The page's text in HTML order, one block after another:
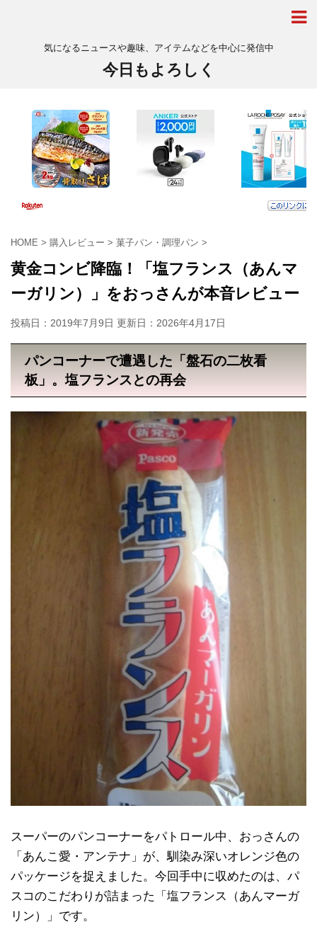
気になるニュースや趣味、アイテムなどを中心に発信中
今日もよろしく
HOME > 購入レビュー > 菓子パン・調理パン >
黄金コンビ降臨！「塩フランス（あんマ
ーガリン）」をおっさんが本音レビュー
投稿日：2019年7月9日 更新日： 2026年4月17日
パンコーナーで遭遇した「盤石の二枚看
板」。塩フランスとの再会
スーパーのパンコーナーをパトロール中、おっさんの
「あんこ愛・アンテナ」が、馴染み深いオレンジ色の
パッケージを捉えました。今回手中に収めたのは、パ
スコのこだわりが詰まった「塩フランス（あんマーガ
リン）」です。